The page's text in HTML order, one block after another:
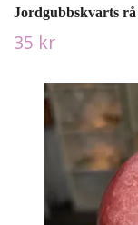
Jordgubbskvarts rå
35 kr